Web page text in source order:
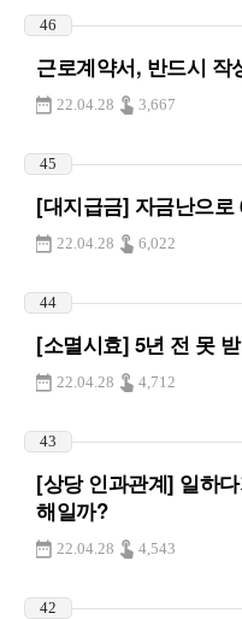
46
근로계약서, 반드시 작
22.04.28 3,667
45
[대지급금] 자금난으
22.04.28 6,022
44
[소멸시효] 5년 전 못
22.04.28 4,712
43
[상당 인과관계] 일하
해일까?
22.04.28 4,543
42